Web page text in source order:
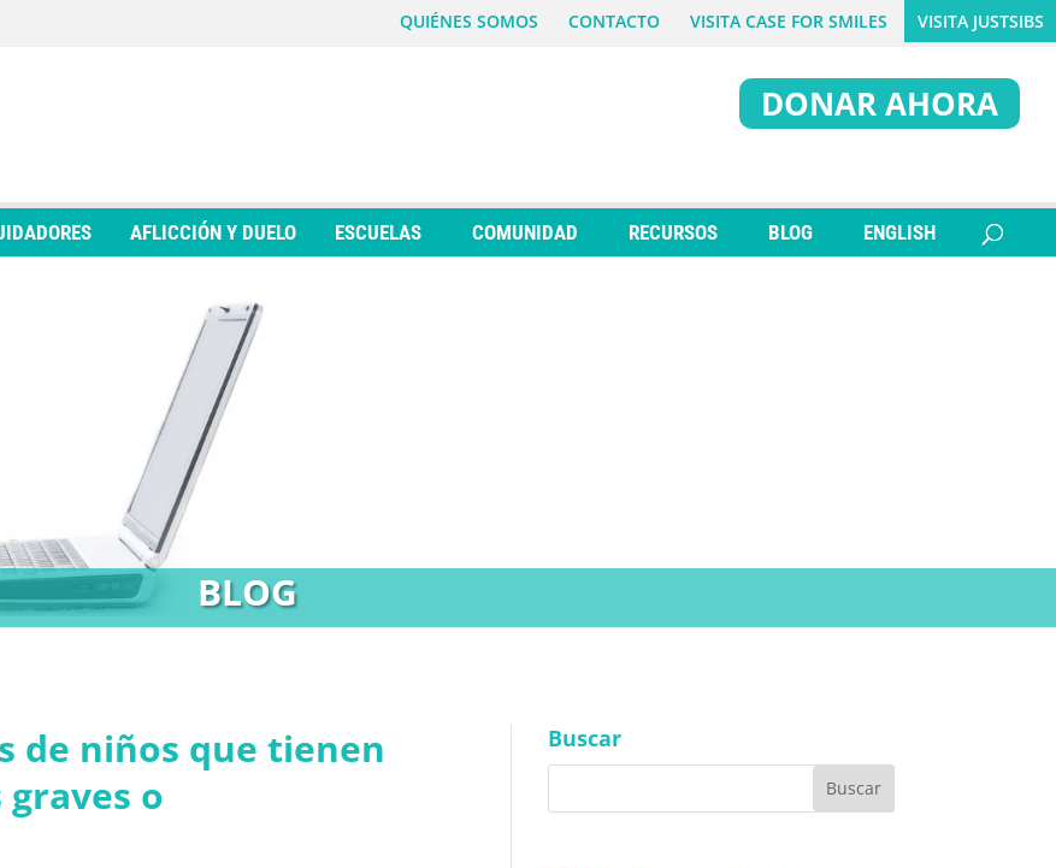
DONAR AHORA
QUIÉNES SOMOS CONTACTO VISITA CASE FOR SMILES VISITA JUSTSIBS
AFLICCIÓN Y DUELO ESCUELAS COMUNIDAD RECURSOS BLOG ENGLISH
BLOG
de niños que tienen
o
Buscar